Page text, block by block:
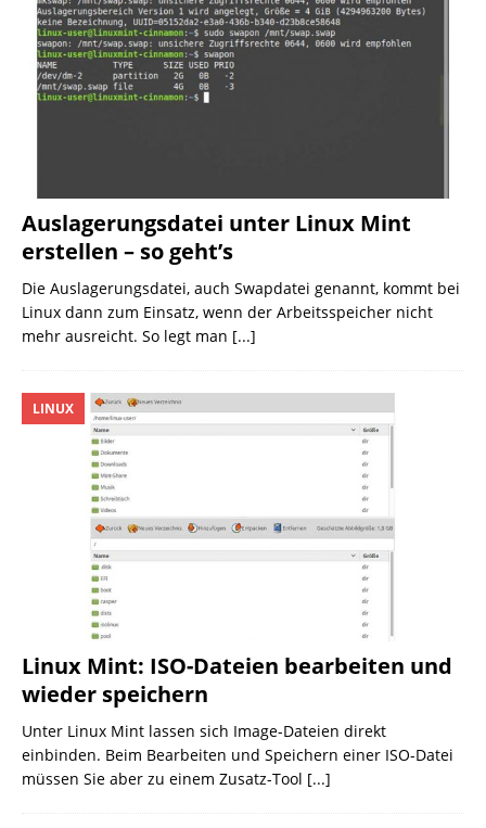
Auslagerungsdatei unter Linux Mint
erstellen – so geht’s
Die Auslagerungsdatei, auch Swapdatei genannt, kommt bei
Linux dann zum Einsatz, wenn der Arbeitsspeicher nicht
mehr ausreicht. So legt man [...]
Linux Mint: ISO-Dateien bearbeiten und
wieder speichern
LINUX
Unter Linux Mint lassen sich Image-Dateien direkt
einbinden. Beim Bearbeiten und Speichern einer ISO-Datei
müssen Sie aber zu einem Zusatz-Tool [...]